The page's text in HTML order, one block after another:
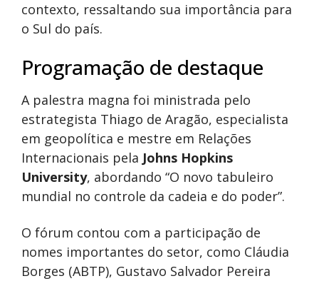
contexto, ressaltando sua importância para
o Sul do país.
Programação de destaque
A palestra magna foi ministrada pelo
estrategista Thiago de Aragão, especialista
em geopolítica e mestre em Relações
Internacionais pela Johns Hopkins
University, abordando “O novo tabuleiro
mundial no controle da cadeia e do poder”.
O fórum contou com a participação de
nomes importantes do setor, como Cláudia
Borges (ABTP), Gustavo Salvador Pereira